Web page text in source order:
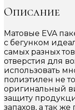
Описание
Матовые EVA
с бегунком
самых разных
отверстия для
использовать
полиэтилен не
оригинальный
защиту
запахов, а так